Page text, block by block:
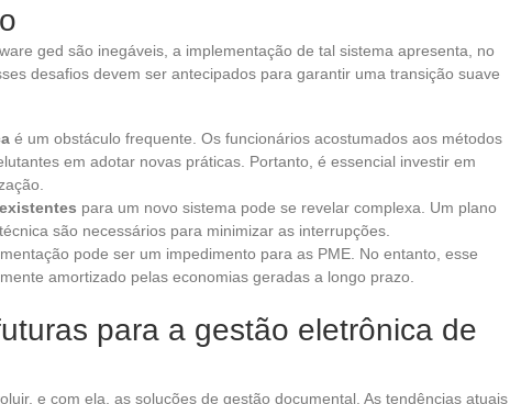
ged são inegáveis, a implementação de tal sistema apresenta, no
desafios devem ser antecipados para garantir uma transição suave
é um obstáculo frequente. Os funcionários acostumados aos métodos
em adotar novas práticas. Portanto, é essencial investir em
para um novo sistema pode se revelar complexa. Um plano
são necessários para minimizar as interrupções.
pode ser um impedimento para as PME. No entanto, esse
amortizado pelas economias geradas a longo prazo.
para a gestão eletrônica de
e com ela, as soluções de gestão documental. As tendências atuais